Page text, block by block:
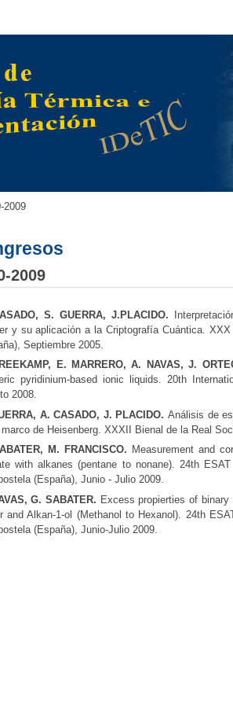
2009
2009
S. GUERRA, J.PLACIDO.
y su aplicación a la Criptografía Cuántica.
Septiembre 2005.
E. MARRERO, A. NAVAS, J.
pyridinium-based ionic liquids. 20th
2008.
A. CASADO, J. PLACIDO.Análisis de
de Heisenberg. XXXII Bienal de la Real
M. FRANCISCO. Measurement and
with alkanes (pentane to nonane). 24th
(España), Junio - Julio 2009.
G. SABATER. Excess propierties of
and Alkan-1-ol (Methanol to Hexanol). 24th
(España), Junio-Julio 2009.